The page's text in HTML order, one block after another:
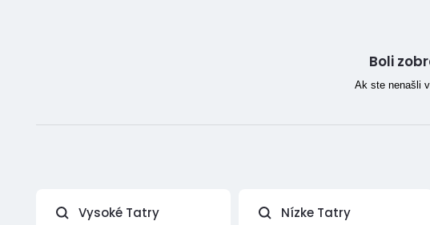
Boli
Ak ste nenašli
Vysoké Tatry Nízke Tatry